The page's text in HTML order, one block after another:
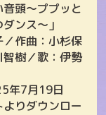
音頭～ププッと
ンス～」
／作曲：小杉保
樹／歌：伊勢
7月19日
りダウンロー